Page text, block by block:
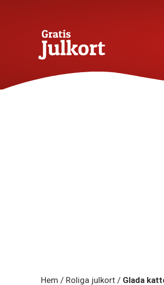
Hem / Roliga julkort / Glada